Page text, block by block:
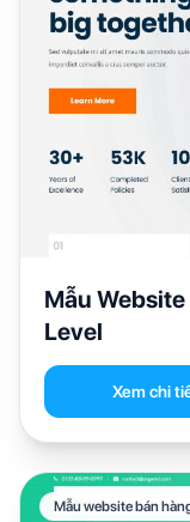
Mẫu
Level
Xem chi
Mẫu website bán